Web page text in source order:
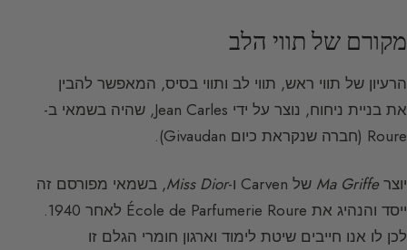
מקורם של תווי הלב
הרעיון של תווי ראש, תווי לב ותווי בסיס, המאפשר להבין
את בניית ניחוח, נוצר על ידי Jean Carles, שהיה בשמאי ב-
Roure (חברה שנקראת כיום Givaudan).
יוצרMa Griffe של Carven ו- Miss Dior, בשמאי מפורסם זה
ייסד והנהיג את École de Parfumerie Roure לאחר 1940.
לכן לו אנו חייבים שיטת לימוד וארגון חומרי הגלם זו